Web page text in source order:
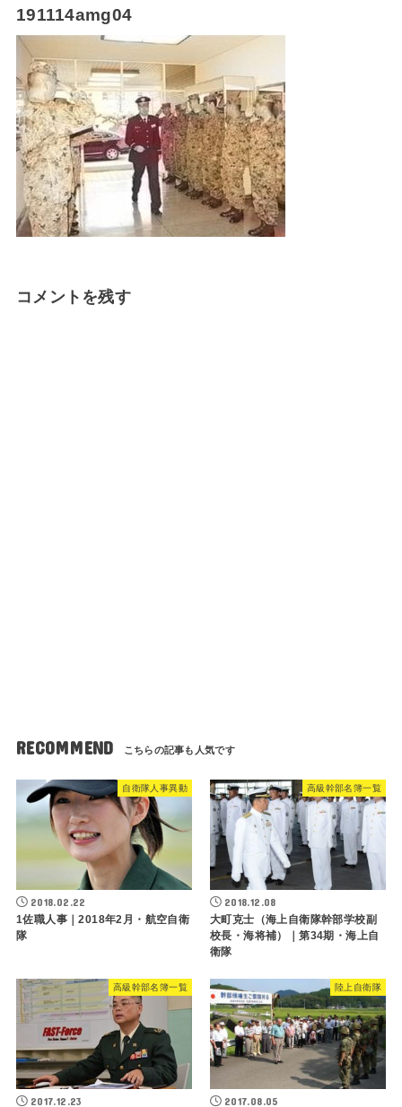
191114amg04
コメントを残す
RECOMMEND
自衛隊人事異動
2018.02.22
1佐職人事｜2018年2月・航空自衛
隊
高級幹部名簿一覧
2018.12.08
大町克士（海上自衛隊幹部学校副
校長・海将補）｜第34期・海上自
衛隊
高級幹部名簿一覧
2017.12.23
陸上自衛隊
2017.08.05